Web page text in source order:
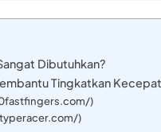
Dibutuhkan?
Tingkatkan
)
)